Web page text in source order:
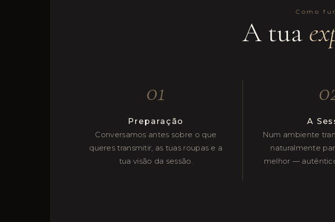
Como
A tua
01
Preparação
Conversamos antes sobre o que
queres transmitir, as tuas roupas e a
tua visão da sessão.
A
Num ambiente
naturalmente
melhor —